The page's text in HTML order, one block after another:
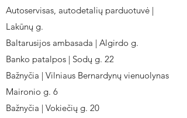
Autoservisas, autodetalių parduotuvė |
Lakūnų g.
Baltarusijos ambasada | Algirdo g.
Banko patalpos | Sodų g. 22
Bažnyčia | Vilniaus Bernardynų vienuolynas
Maironio g. 6
Bažnyčia | Vokiečių g. 20